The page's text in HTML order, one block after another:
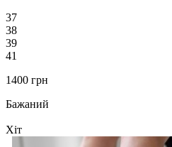
37
38
39
41
1400 грн
Бажаний
Хіт